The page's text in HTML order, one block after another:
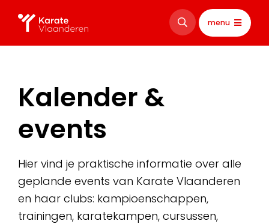
menu
Kalender &
events
Hier vind je praktische informatie over alle
geplande events van Karate Vlaanderen
en haar clubs: kampioenschappen,
trainingen, karatekampen, cursussen,